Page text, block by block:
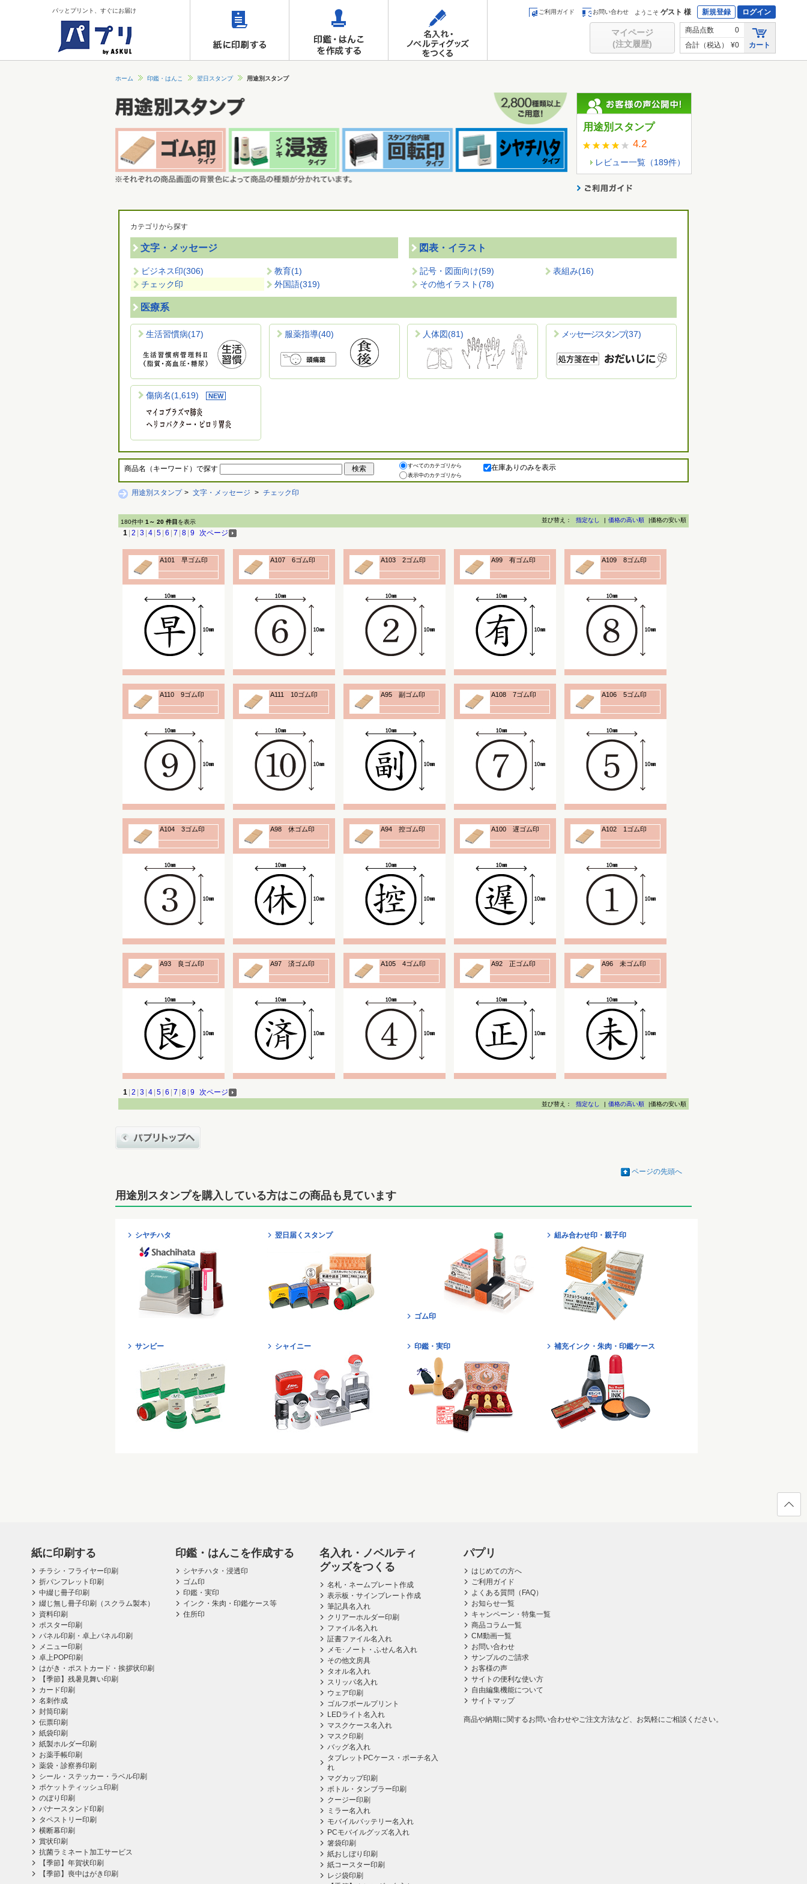
パッとプリント、すぐにお届け ご利用ガイド お問い合わせ ようこそ ゲスト 様 新規登録 ログイン
マイページ
(注文履歴)
商品点数
0
合計（税込）
¥0 カート
ホーム 印鑑・はんこ 翌日スタンプ 用途別スタンプ
用途別スタンプ
4.2
レビュー一覧（189件）
カテゴリから探す
文字・メッセージ
ビジネス印(306) 教育(1)
チェック印
外国語(319)
図表・イラスト
記号・図面向け(59) 表組み(16)
その他イラスト(78)
医療系
生活習慣病(17) 服薬指導(40) 人体図(81) メッセージスタンプ(37)
傷病名(1,619)
商品名（キーワード）で探す
すべてのカテゴリから
表示中のカテゴリから
在庫ありのみを表示
用途別スタンプ > 文字・メッセージ > チェック印
180件中 1～ 20 件目 を表示 並び替え： 指定なし | 価格の高い順 |価格の安い順
1 2 3 4 5 6 7 8 9 次ページ
A101 早ゴム印 A107 6ゴム印 A103 2ゴム印 A99 有ゴム印 A109 8ゴム印
A110 9ゴム印 A111 10ゴム印 A95 副ゴム印 A108 7ゴム印 A106 5ゴム印
A104 3ゴム印 A98 休ゴム印 A94 控ゴム印 A100 遅ゴム印 A102 1ゴム印
A93 良ゴム印 A97 済ゴム印 A105 4ゴム印 A92 正ゴム印 A96 未ゴム印
1 2 3 4 5 6 7 8 9 次ページ
並び替え： 指定なし | 価格の高い順 |価格の安い順
ページの先頭へ
用途別スタンプを購入している方はこの商品も見ています
シヤチハタ 翌日届くスタンプ
ゴム印
組み合わせ印・親子印
サンビー シャイニー 印鑑・実印 補充インク・朱肉・印鑑ケース
紙に印刷する
チラシ・フライヤー印刷
折パンフレット印刷
中綴じ冊子印刷
綴じ無し冊子印刷（スクラム製本）
資料印刷
ポスター印刷
パネル印刷・卓上パネル印刷
メニュー印刷
卓上POP印刷
はがき・ポストカード・挨拶状印刷
【季節】残暑見舞い印刷
カード印刷
名刺作成
封筒印刷
伝票印刷
紙袋印刷
紙製ホルダー印刷
お薬手帳印刷
薬袋・診察券印刷
シール・ステッカー・ラベル印刷
ポケットティッシュ印刷
のぼり印刷
バナースタンド印刷
タペストリー印刷
横断幕印刷
賞状印刷
抗菌ラミネート加工サービス
【季節】年賀状印刷
【季節】喪中はがき印刷
印鑑・はんこを作成する
シヤチハタ・浸透印
ゴム印
印鑑・実印
インク・朱肉・印鑑ケース等
住所印
名入れ・ノベルティ
グッズをつくる
名札・ネームプレート作成
表示板・サインプレート作成
筆記具名入れ
クリアーホルダー印刷
ファイル名入れ
証書ファイル名入れ
メモ･ノート・ふせん名入れ
その他文房具
タオル名入れ
スリッパ名入れ
ウェア印刷
ゴルフボールプリント
LEDライト名入れ
マスクケース名入れ
マスク印刷
バッグ名入れ
タブレットPCケース・ポーチ名入
れ
マグカップ印刷
ボトル・タンブラー印刷
クージー印刷
ミラー名入れ
モバイルバッテリー名入れ
PCモバイルグッズ名入れ
箸袋印刷
紙おしぼり印刷
紙コースター印刷
レジ袋印刷
パプリ
はじめての方へ
ご利用ガイド
よくある質問（FAQ）
お知らせ一覧
キャンペーン・特集一覧
商品コラム一覧
CM動画一覧
お問い合わせ
サンプルのご請求
お客様の声
サイトの便利な使い方
自由編集機能について
サイトマップ
商品や納期に関するお問い合わせやご注文方法など、お気軽にご相談ください。